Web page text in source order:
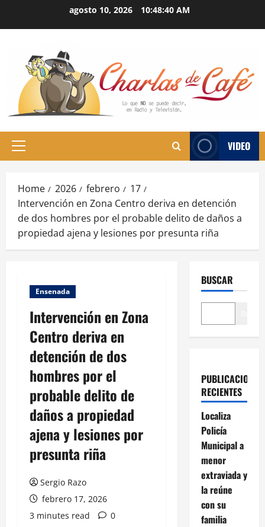
agosto 10, 2026 10:48:40 AM
Primary
VIDEO
Home 2026 febrero
17
Intervención en Zona Centro deriva en detención
de dos hombres por el probable delito de daños a
propiedad ajena y lesiones por presunta riña
Ensenada
Intervención en Zona
Centro deriva en
detención de dos
hombres por el
probable delito de
daños a propiedad
ajena y lesiones por
presunta riña
Sergio Razo
febrero 17, 2026
3 minutes read
0
BUSCAR
PUBLICACIONES
RECIENTES
Localiza
Policía
Municipal a
menor
extraviada y
la reúne
con su
familia